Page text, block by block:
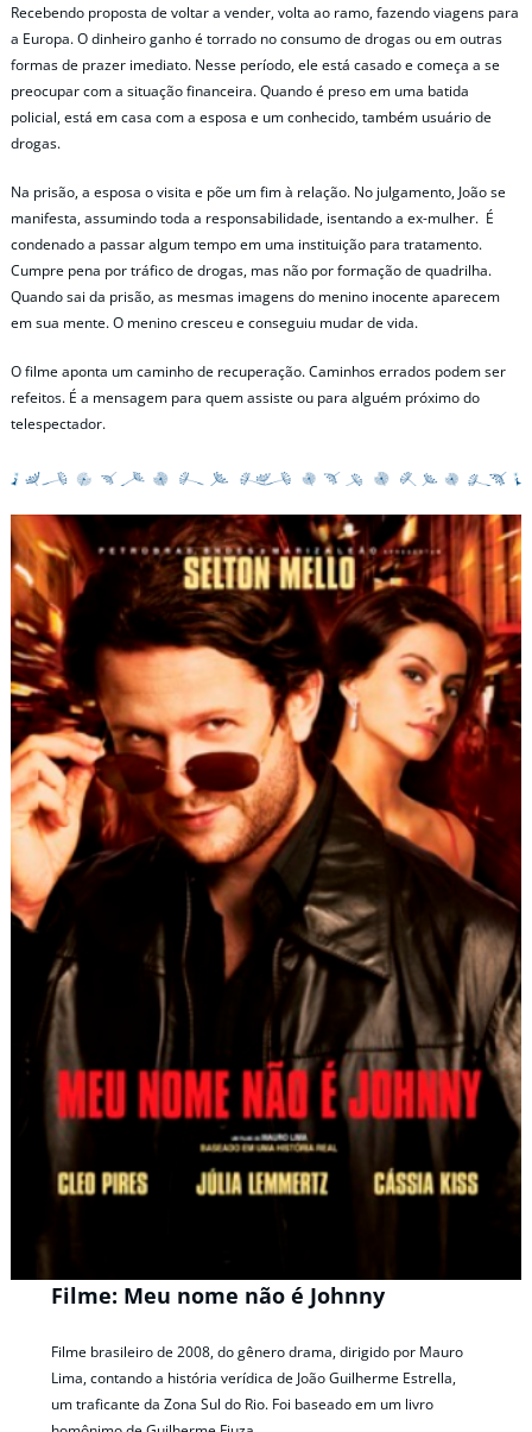
Recebendo proposta de voltar a vender, volta ao ramo, fazendo viagens para
a Europa. O dinheiro ganho é torrado no consumo de drogas ou em outras
formas de prazer imediato. Nesse período, ele está casado e começa a se
preocupar com a situação financeira. Quando é preso em uma batida
policial, está em casa com a esposa e um conhecido, também usuário de
drogas.
Na prisão, a esposa o visita e põe um fim à relação. No julgamento, João se
manifesta, assumindo toda a responsabilidade, isentando a ex-mulher. É
condenado a passar algum tempo em uma instituição para tratamento.
Cumpre pena por tráfico de drogas, mas não por formação de quadrilha.
Quando sai da prisão, as mesmas imagens do menino inocente aparecem
em sua mente. O menino cresceu e conseguiu mudar de vida.
O filme aponta um caminho de recuperação. Caminhos errados podem ser
refeitos. É a mensagem para quem assiste ou para alguém próximo do
telespectador.
Filme: Meu nome não é Johnny
Filme brasileiro de 2008, do gênero drama, dirigido por Mauro
Lima, contando a história verídica de João Guilherme Estrella,
um traficante da Zona Sul do Rio. Foi baseado em um livro